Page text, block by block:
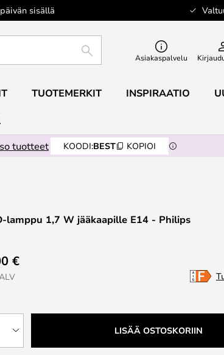
sisällä
ETSI Asiakaspalvelu
TUOTEMERKIT INSPIRAATIO
tuotteet KOODI:BEST KOPIOI
lamppu 1,7 W jääkaapille E14 - Philips
€
LISÄÄ OSTOSKORIIN